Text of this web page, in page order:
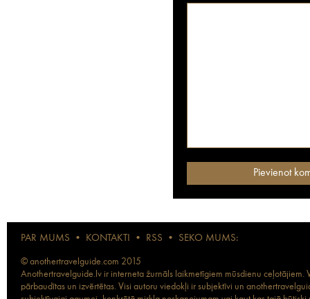
PAR MUMS • KONTAKTI • RSS • SEKO MUMS:
© anothertravelguide.com 2015
Anothertravelguide.lv ir interneta žurnāls laikmetīgiem mūsdienu
pārbaudītas un izvērtētas. Visi autoru viedokļi ir subjektīvi un